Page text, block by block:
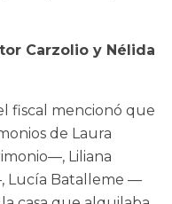
Carzolio y Nélida
fiscal mencionó que
de Laura
Liliana
Lucía Batalleme —